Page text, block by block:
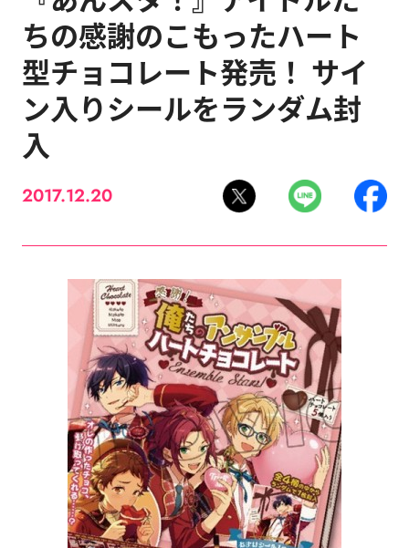
ちの感謝のこもったハート
型チョコレート発売！ サイ
ン入りシールをランダム封
入
2017.12.20